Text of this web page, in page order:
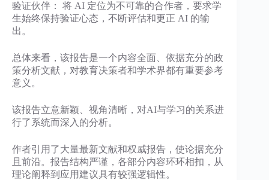
验证伙伴： 将 AI 定位为不可靠的合作者，要求学
生始终保持验证心态，不断评估和更正 AI 的输
出。
总体来看，该报告是一个内容全面、依据充分的政
策分析文献，对教育决策者和学术界都有重要参考
意义。
该报告立意新颖、视角清晰，对AI与学习的关系进
行了系统而深入的分析。
作者引用了大量最新文献和权威报告，使论据充分
且前沿。报告结构严谨，各部分内容环环相扣，从
理论阐释到应用建议具有较强逻辑性。